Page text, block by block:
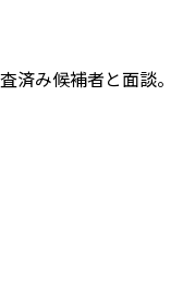
済み候補者と面談。